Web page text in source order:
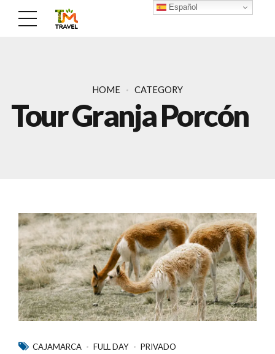
HOME CATEGORY
Tour Granja Porcón
CAJAMARCA FULL DAY PRIVADO
Español